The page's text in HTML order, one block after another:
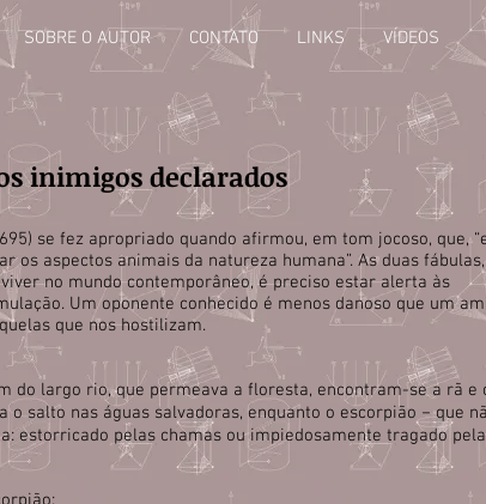
SOBRE O AUTOR CONTATO LINKS VÍDEOS
inimigos declarados
se fez apropriado quando afirmou, em tom jocoso, que,
os aspectos animais da natureza humana”. As duas fábulas,
no mundo contemporâneo, é preciso estar alerta às
Um oponente conhecido é menos danoso que um
que nos hostilizam.
do largo rio, que permeava a floresta, encontram-se a rã e
salto nas águas salvadoras, enquanto o escorpião − que
estorricado pelas chamas ou impiedosamente tragado